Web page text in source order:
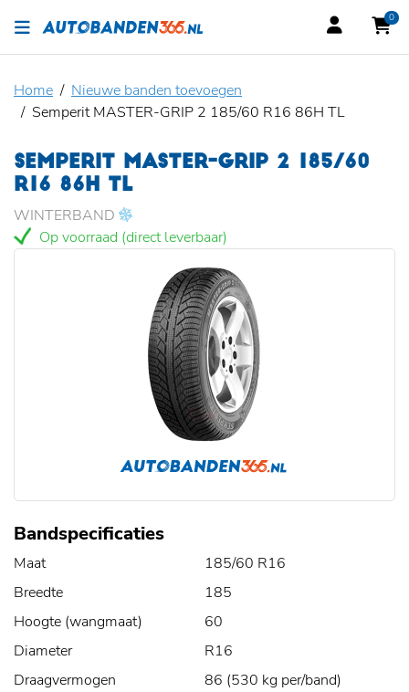
0
Home
Nieuwe banden toevoegen
Semperit MASTER-GRIP 2 185/60 R16 86H TL
SEMPERIT MASTER-GRIP 2 185/60
R16 86H TL
WINTERBAND
Op voorraad (direct leverbaar)
Bandspecificaties
Maat
185/60 R16
Breedte
185
Hoogte (wangmaat)
60
Diameter
R16
Draagvermogen
86 (530 kg per/band)